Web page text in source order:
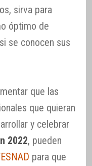
sirva para
óptimo de
se conocen sus
que las
que quieran
y celebrar
2022, pueden
para que